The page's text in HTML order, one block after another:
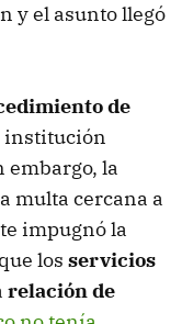
y el asunto llegó
de
institución
embargo, la
multa cercana a
impugnó la
los servicios
relación de